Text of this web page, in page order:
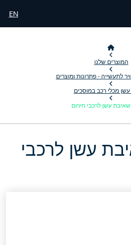
EN
המוצרים שלנו
לתעשייה - פתרונות ומוצרים
מכלי רכב במוסכים
עשן לרכבי חירום
עשן לרכבי